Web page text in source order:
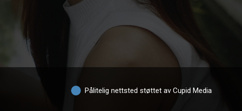
Pålitelig nettsted støttet av Cupid Media